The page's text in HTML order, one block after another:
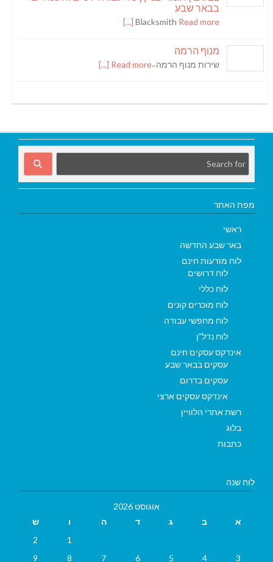
בבאר שבע
Blacksmith Read more [...]
מנוף הרמה
שירות מנוף הרמה ̵Read more [...]
מפת האתר
ראשי
באר שבע החדשה
לוח מודעות חינם
לוח דרושים
לוח כללי
לוח מוכרים קונים
לוח מחפשי עבודה
לוח נדל"ן
אינדקס עסקים חינם
עסקים בבאר שבע
עסקים בדרום
אינדקס עסקים ארצי
רשת אתרי הלוויין
בלוג
כתבות
לוח שנה
אוגוסט 2026
א
ב ג ד ה ו
ש
1
2
3
4
5
6
7
8
9